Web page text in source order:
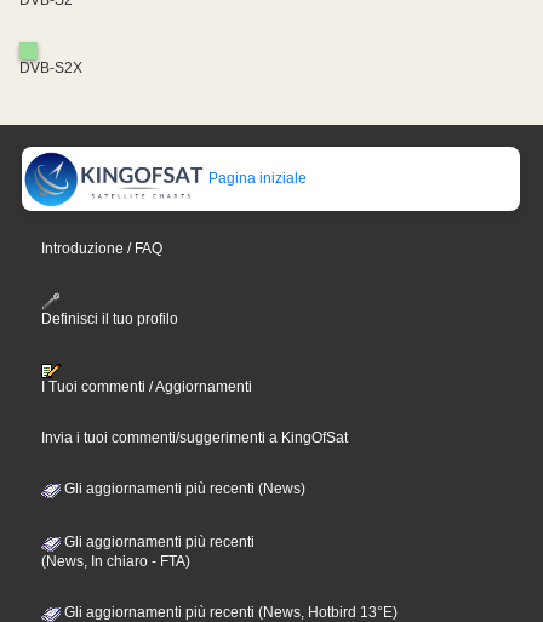
DVB-S2X
Pagina iniziale
Introduzione / FAQ
Definisci il tuo profilo
I Tuoi commenti / Aggiornamenti
Invia i tuoi commenti/suggerimenti a KingOfSat
Gli aggiornamenti più recenti (News)
Gli aggiornamenti più recenti
(News, In chiaro - FTA)
Gli aggiornamenti più recenti (News, Hotbird 13°E)